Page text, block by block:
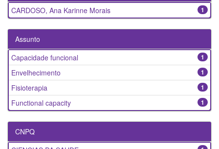
1
CARDOSO, Ana Karinne Morais
Assunto
1
Capacidade funcional
1
Envelhecimento
1
Fisioterapia
1
Functional capacity
CNPQ